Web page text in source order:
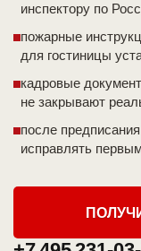
инспектору по
пожарные
для гостиницы
кадровые
не закрывают
после
исправлять